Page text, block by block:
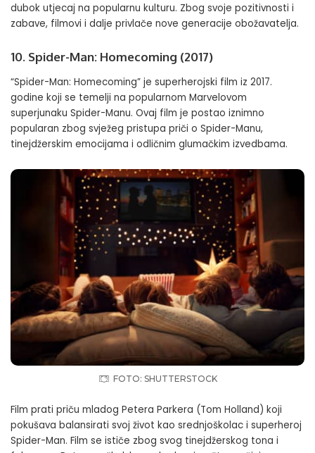
dubok utjecaj na popularnu kulturu. Zbog svoje pozitivnosti i
zabave, filmovi i dalje privlače nove generacije obožavatelja.
10. Spider-Man: Homecoming (2017)
“Spider-Man: Homecoming” je superherojski film iz 2017.
godine koji se temelji na popularnom Marvelovom
superjunaku Spider-Manu. Ovaj film je postao iznimno
popularan zbog svježeg pristupa priči o Spider-Manu,
tinejdžerskim emocijama i odličnim glumačkim izvedbama.
FOTO: SHUTTERSTOCK
Film prati priču mladog Petera Parkera (Tom Holland) koji
pokušava balansirati svoj život kao srednjoškolac i superheroj
Spider-Man. Film se ističe zbog svog tinejdžerskog tona i